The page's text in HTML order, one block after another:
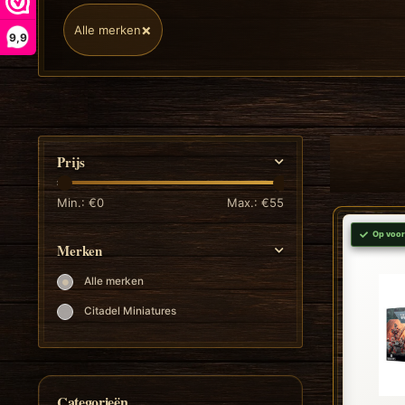
9,9 Alle merken×
Prijs
Min.: €0 Max.: €55
Merken
Alle merken
Citadel Miniatures
Op